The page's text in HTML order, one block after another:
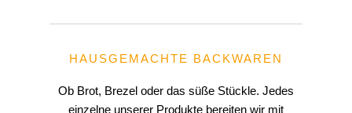
HAUSGEMACHTE BACKWAREN
Ob Brot, Brezel oder das süße Stückle. Jedes
einzelne unserer Produkte bereiten wir mit